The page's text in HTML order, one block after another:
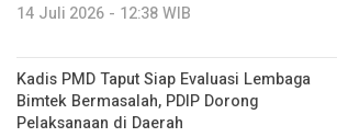
14 Juli 2026 - 12:38 WIB
Kadis PMD Taput Siap Evaluasi Lembaga
Bimtek Bermasalah, PDIP Dorong
Pelaksanaan di Daerah